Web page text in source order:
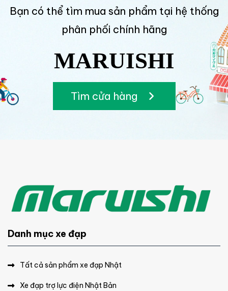
Bạn có thể tìm mua sản phẩm tại hệ thống
phân phối chính hãng
MARUISHI
Tìm cửa hàng
Danh mục xe đạp
Tất cả sản phẩm xe đạp Nhật
Xe đạp trợ lực điện Nhật Bản